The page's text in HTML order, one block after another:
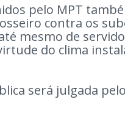
pelo MPT
contra os
mesmo de
do clima
será julgada